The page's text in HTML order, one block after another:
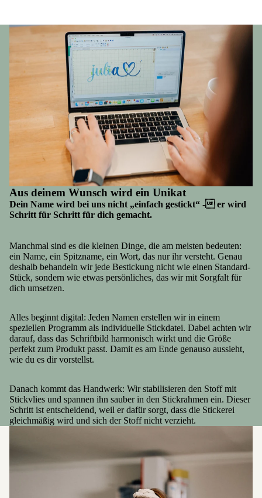
Aus deinem Wunsch wird ein Unikat
Dein Name wird bei uns nicht „einfach gestickt“ - er wird
Schritt für Schritt für dich gemacht.
Manchmal sind es die kleinen Dinge, die am meisten bedeuten:
ein Name, ein Spitzname, ein Wort, das nur ihr versteht. Genau
deshalb behandeln wir jede Bestickung nicht wie einen Standard-
Stück, sondern wie etwas persönliches, das wir mit Sorgfalt für
dich umsetzen.
Alles beginnt digital: Jeden Namen erstellen wir in einem
speziellen Programm als individuelle Stickdatei. Dabei achten wir
darauf, dass das Schriftbild harmonisch wirkt und die Größe
perfekt zum Produkt passt. Damit es am Ende genauso aussieht,
wie du es dir vorstellst.
Danach kommt das Handwerk: Wir stabilisieren den Stoff mit
Stickvlies und spannen ihn sauber in den Stickrahmen ein. Dieser
Schritt ist entscheidend, weil er dafür sorgt, dass die Stickerei
gleichmäßig wird und sich der Stoff nicht verzieht.